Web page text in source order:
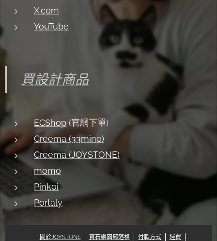
X.com
YouTube
買設計商品
ECShop (官網下單)
Creema (33mino)
Creema (JOYSTONE)
momo
Pinkoi
Portaly
關於JOYSTONE 寶石樂園部落格 付款方式 運費